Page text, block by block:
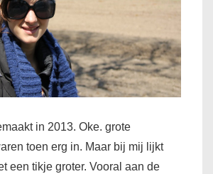
in 2013. Oke. grote
toen erg in. Maar bij mij lijkt
een tikje groter. Vooral aan de